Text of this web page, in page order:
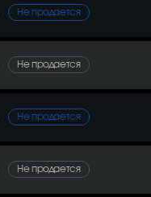
Не продается
Не продается
Не продается
Не продается